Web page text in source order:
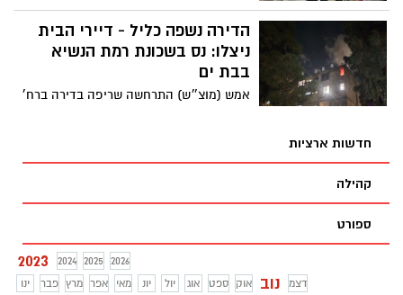
סם מסוג מריחואנה, אקדח פלפל, שוקר,
אגרופן וכסף מזומן.
הדירה נשפה כליל - דיירי הבית
ניצלו: נס בשכונת רמת הנשיא
בבת ים
אמש (מוצ״ש) התרחשה שריפה בדירה ברח׳
חדשות ארציות
קהילה
ספורט
2023 2024 2025
2026
ינו
פבר מרץ אפר מאי יונ יול אוג ספט אוק נוב
דצמ